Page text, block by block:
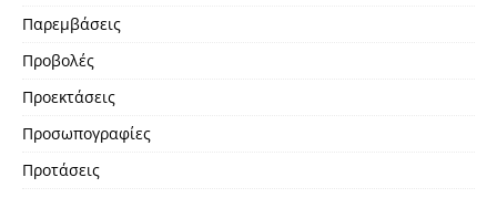
Παρεμβάσεις
Προβολές
Προεκτάσεις
Προσωπογραφίες
Προτάσεις